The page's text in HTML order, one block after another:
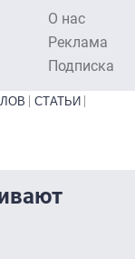
О нас
Реклама
Подписка
СТАТЬИ